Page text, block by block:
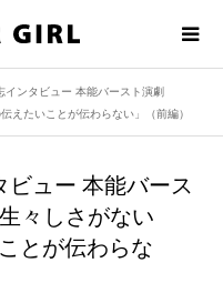
インタビュー 本能バースト演劇
えたいことが伝わらない」（前編）
ュー 本能バース
々しさがない
とが伝わらな